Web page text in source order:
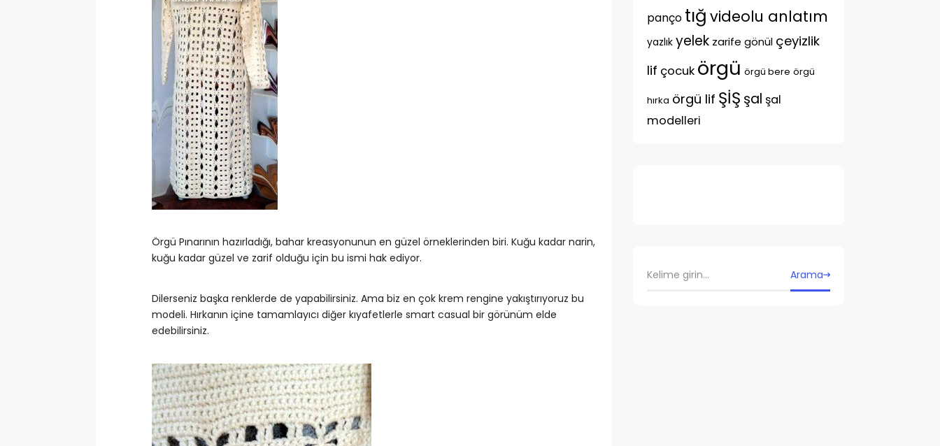
Örgü Pınarının hazırladığı, bahar kreasyonunun en güzel örneklerinden biri. Kuğu kadar narin,
kuğu kadar güzel ve zarif olduğu için bu ismi hak ediyor.
Dilerseniz başka renklerde de yapabilirsiniz. Ama biz en çok krem rengine yakıştırıyoruz bu
modeli. Hırkanın içine tamamlayıcı diğer kıyafetlerle smart casual bir görünüm elde
edebilirsiniz.
panço tığ videolu anlatım
yazlık yelek zarife gönül çeyizlik
lif çocuk örgü örgü bere örgü
hırka örgü lif ŞİŞ şal şal
modelleri
Arama